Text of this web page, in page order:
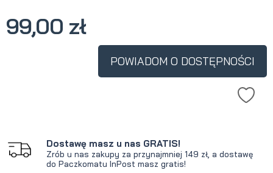
99,00 zł
POWIADOM O DOSTĘPNOŚCI
Dostawę masz u nas GRATIS!
Zrób u nas zakupy za przynajmniej 149 zł, a dostawę
do Paczkomatu InPost masz gratis!